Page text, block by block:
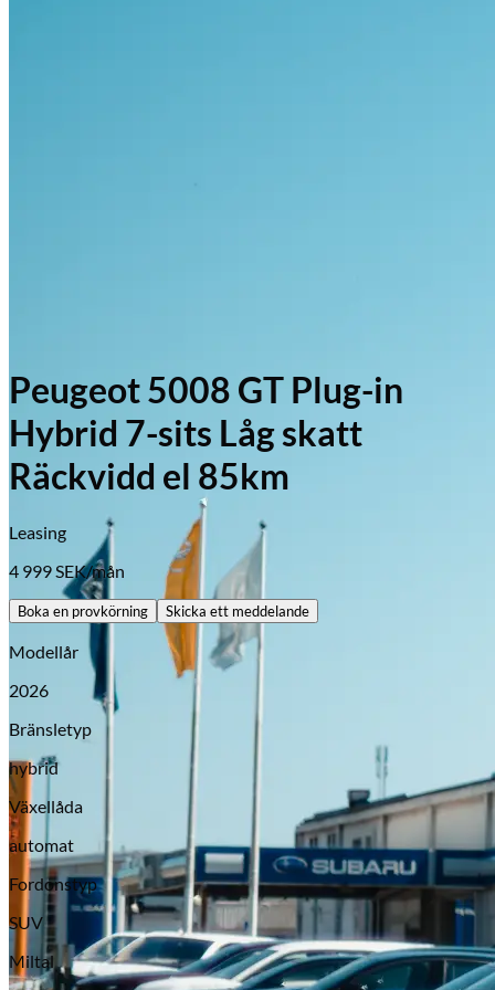
Opel
Peugeot 5008 GT Plug-in
Hybrid 7-sits Låg skatt
Räckvidd el 85km
Leasing
4 999 SEK/mån
Boka en provkörning Skicka ett meddelande
Modellår
2026
Bränsletyp
hybrid
Växellåda
automat
Fordonstyp
SUV
Miltal